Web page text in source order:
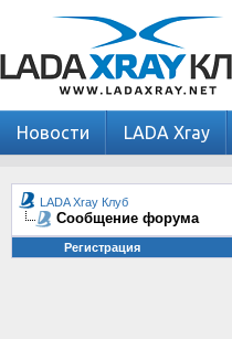
Новости LADA Xray
LADA Xray Клуб
Сообщение форума
Регистрация